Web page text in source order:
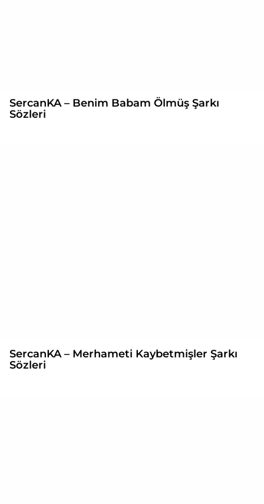
SercanKA – Benim Babam Ölmüş Şarkı
Sözleri
SercanKA – Merhameti Kaybetmişler Şarkı
Sözleri